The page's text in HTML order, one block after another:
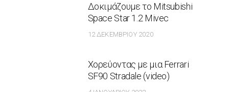
Δοκιμάζουμε το Mitsubishi
Space Star 1.2 Mivec
12 ΔΕΚΕΜΒΡΊΟΥ 2020
Χορεύοντας με μια Ferrari
SF90 Stradale (video)